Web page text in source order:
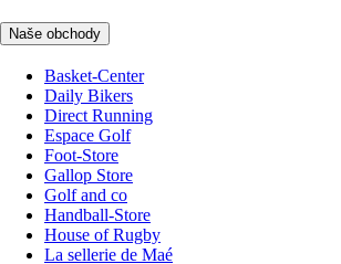
Naše obchody
Basket-Center
Daily Bikers
Direct Running
Espace Golf
Foot-Store
Gallop Store
Golf and co
Handball-Store
House of Rugby
La sellerie de Maé